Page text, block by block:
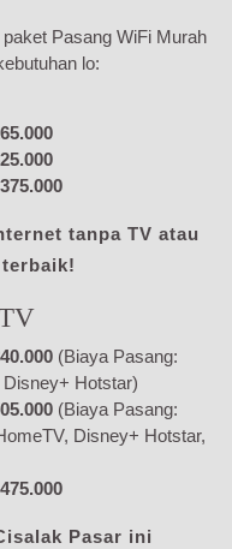
Pasang WiFi Murah
lo:
tanpa TV atau
(Biaya Pasang:
Hotstar)
(Biaya Pasang:
Disney+ Hotstar,
Pasar ini